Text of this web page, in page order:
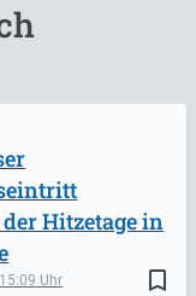
bookmark_border
15:09
Hitzetage in